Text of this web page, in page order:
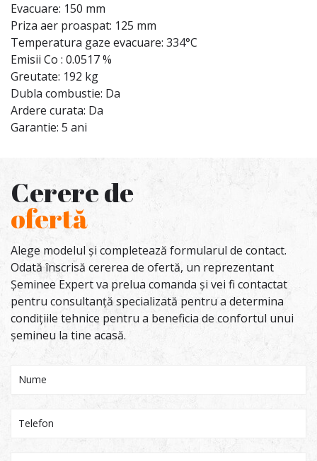
Evacuare: 150 mm
Priza aer proaspat: 125 mm
Temperatura gaze evacuare: 334°C
Emisii Co : 0.0517 %
Greutate: 192 kg
Dubla combustie: Da
Ardere curata: Da
Garantie: 5 ani
Cerere de
ofertă
Alege modelul și completează formularul de contact.
Odată înscrisă cererea de ofertă, un reprezentant
Șeminee Expert va prelua comanda și vei fi contactat
pentru consultanță specializată pentru a determina
condițiile tehnice pentru a beneficia de confortul unui
șemineu la tine acasă.